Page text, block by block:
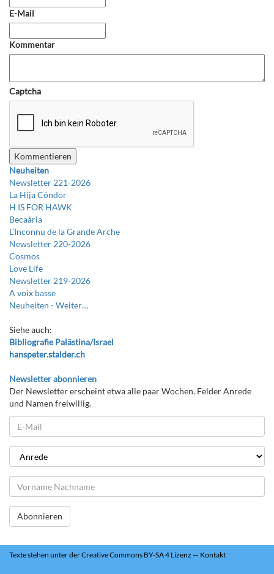
E-Mail
Kommentar
Captcha
Neuheiten
Newsletter 221-2026
La Hija Cóndor
H IS FOR HAWK
Becaària
L’Inconnu de la Grande Arche
Newsletter 220-2026
Cosmos
Love Life
Newsletter 219-2026
A voix basse
Neuheiten -Weiter…
Siehe auch:
Bibliografie Palästina/Israel
hanspeter.stalder.ch
Newsletter abonnieren
Der Newsletter erscheint etwa alle paar Wochen. Felder Anrede
und Namen freiwillig.
Abonnieren
Textestehen unter derCreative Commons BY-SA 4 Lizenz — Kontakt